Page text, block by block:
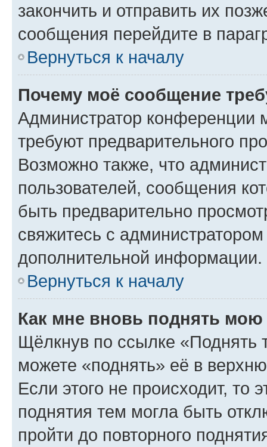
закончить и отправить их
сообщения перейдите в
Вернуться к началу
Почему моё сообщение
Администратор конференции
требуют предварительного
Возможно также, что
пользователей, сообщения
быть предварительно
свяжитесь с
дополнительной информации.
Вернуться к началу
Как мне вновь поднять мою
Щёлкнув по ссылке «Поднять
можете «поднять» её в
Если этого не происходит, то
поднятия тем могла быть
пройти до повторного